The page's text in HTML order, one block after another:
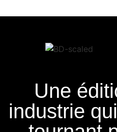
Une
industrie